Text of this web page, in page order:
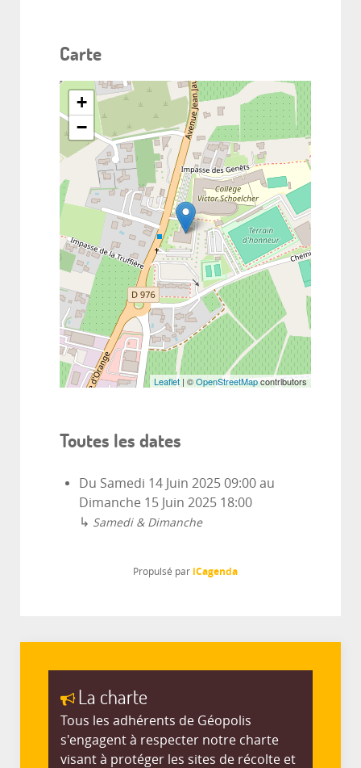
Carte
+
−
Leaflet | ©OpenStreetMapcontributors
Toutes les dates
Du Samedi 14 Juin 2025 09:00 au
Dimanche 15 Juin 2025 18:00
↳ Samedi & Dimanche
Propulsé par iCagenda
La charte
Tous les adhérents de Géopolis
s'engagent à respecter notre charte
visant à protéger les sites de récolte et